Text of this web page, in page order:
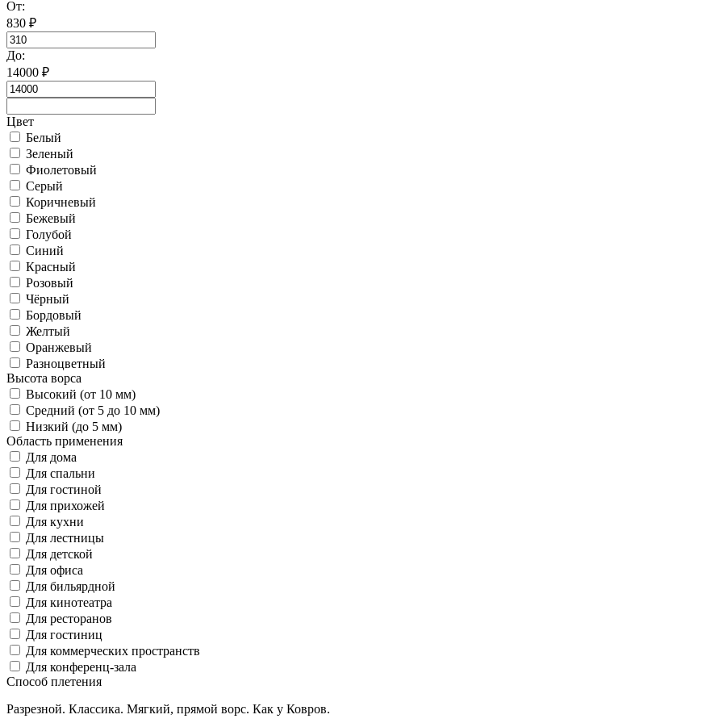
От:
830 ₽
До:
14000 ₽
Цвет
Белый
Зеленый
Фиолетовый
Серый
Коричневый
Бежевый
Голубой
Синий
Красный
Розовый
Чёрный
Бордовый
Желтый
Оранжевый
Разноцветный
Высота ворса
Высокий (от 10 мм)
Средний (от 5 до 10 мм)
Низкий (до 5 мм)
Область применения
Для дома
Для спальни
Для гостиной
Для прихожей
Для кухни
Для лестницы
Для детской
Для офиса
Для бильярдной
Для кинотеатра
Для ресторанов
Для гостиниц
Для коммерческих пространств
Для конференц-зала
Способ плетения
Разрезной. Классика. Мягкий, прямой ворс. Как у Ковров.